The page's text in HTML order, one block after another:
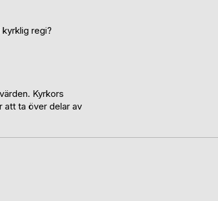
regi?
Kyrkors
att ta över delar av